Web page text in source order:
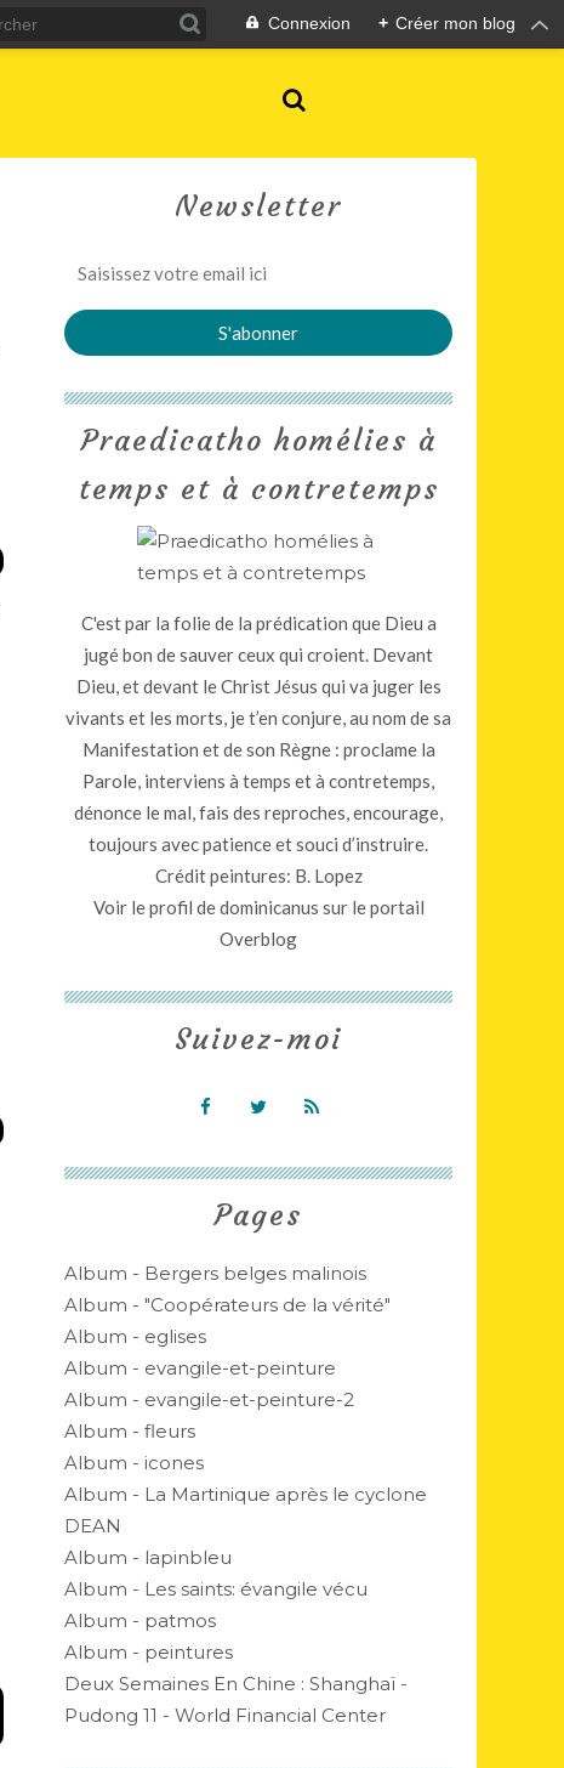
Connexion + Créer mon blog
Newsletter
Pages
Album - Bergers belges malinois
Album - "Coopérateurs de la vérité"
Album - eglises
Album - evangile-et-peinture
Album - evangile-et-peinture-2
Album - fleurs
Album - icones
Album - La Martinique après le cyclone
DEAN
Album - lapinbleu
Album - Les saints: évangile vécu
Album - patmos
Album - peintures
Deux Semaines En Chine : Shanghaï -
Pudong 11 - World Financial Center
Praedicatho homélies à
temps et à contretemps
C'est par la folie de la prédication que Dieu a
jugé bon de sauver ceux qui croient. Devant
Dieu, et devant le Christ Jésus qui va juger les
vivants et les morts, je t’en conjure, au nom de sa
Manifestation et de son Règne : proclame la
Parole, interviens à temps et à contretemps,
dénonce le mal, fais des reproches, encourage,
toujours avec patience et souci d’instruire.
Crédit peintures: B. Lopez
Voir le profil dedominicanus sur le portail
Overblog
Suivez-moi